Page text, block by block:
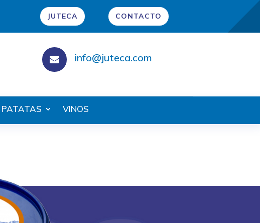
JUTECA CONTACTO
 info@juteca.com
PATATAS VINOS